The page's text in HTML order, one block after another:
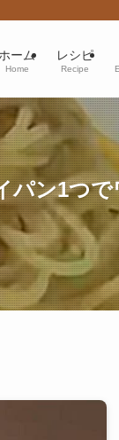
ホーム
Home
レシピ
Recipe
パン1つ